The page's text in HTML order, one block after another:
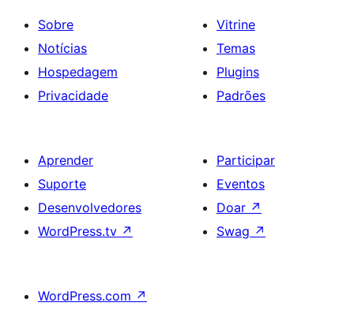
Sobre
Notícias
Hospedagem
Privacidade
Vitrine
Temas
Plugins
Padrões
Aprender
Suporte
Desenvolvedores
WordPress.tv ↗
Participar
Eventos
Doar ↗
Swag ↗
WordPress.com ↗